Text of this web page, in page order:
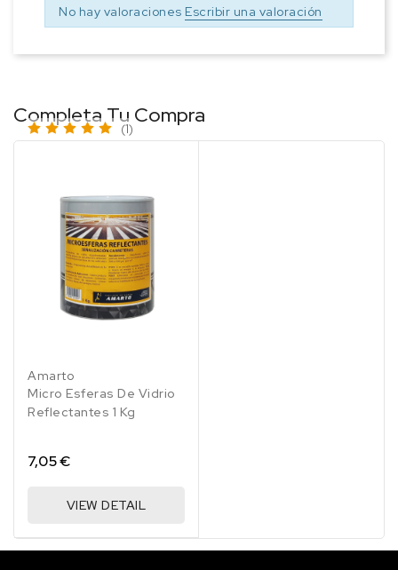
No hay valoraciones Escribir una valoración
Completa Tu Compra
Amarto
Micro Esferas De Vidrio
Reflectantes 1 Kg
(1)
7,05 €
VIEW DETAIL